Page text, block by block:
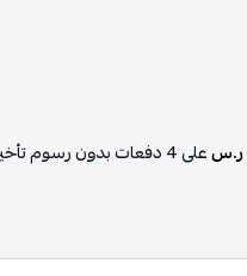
على4دفعات بدون رسوم